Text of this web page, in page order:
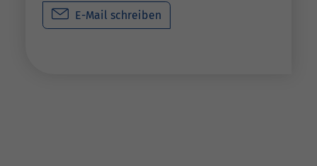
E-Mail schreiben